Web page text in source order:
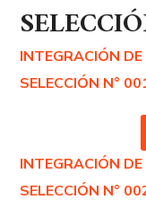
INTEGRACIÓN
SELECCIÓN N°
INTEGRACIÓN
SELECCIÓN N°